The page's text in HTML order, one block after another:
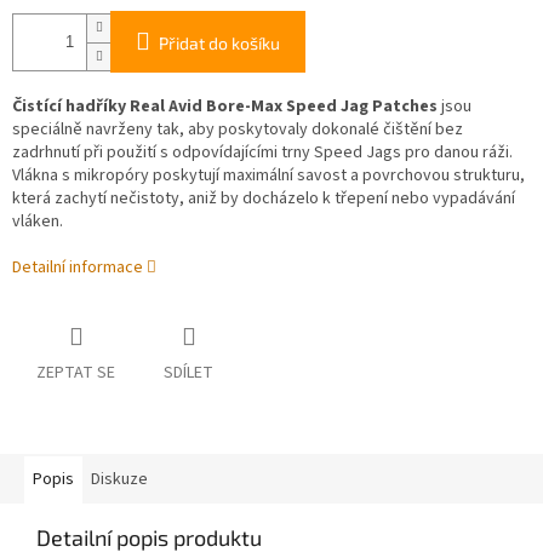
Přidat do košíku
Čistící hadříky Real Avid Bore-Max Speed Jag Patches jsou
speciálně navrženy tak, aby poskytovaly dokonalé čištění bez
zadrhnutí při použití s odpovídajícími trny Speed Jags pro danou ráži.
Vlákna s mikropóry poskytují maximální savost a povrchovou strukturu,
která zachytí nečistoty, aniž by docházelo k třepení nebo vypadávání
vláken.
Detailní informace
ZEPTAT SE SDÍLET
Popis Diskuze
Detailní popis produktu